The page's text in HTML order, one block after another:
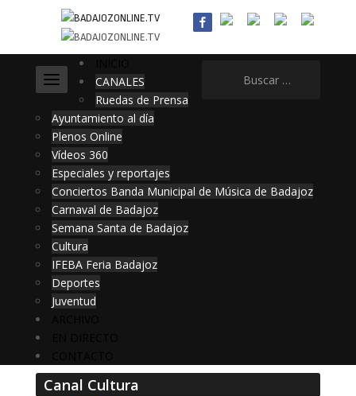
CANALES
Ruedas de Prensa
Ayuntamiento al día
Plenos Online
Vídeos 360
Especiales y reportajes
Conciertos Banda Municipal de Música de Badajoz
Carnaval de Badajoz
Semana Santa de Badajoz
Cultura
IFEBA Feria Badajoz
Deportes
Juventud
Canal Cultura